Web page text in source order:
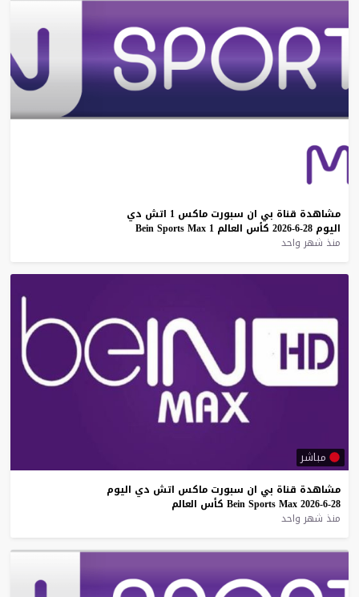
مشاهدة قناة بي ان سبورت ماكس 1 اتش دي
اليوم 28-6-2026 كأس العالم Bein Sports Max 1
منذ شهر واحد
مباشر
مشاهدة قناة بي ان سبورت ماكس اتش دي اليوم
28-6-2026
Bein Sports Max كأس العالم
منذ شهر واحد